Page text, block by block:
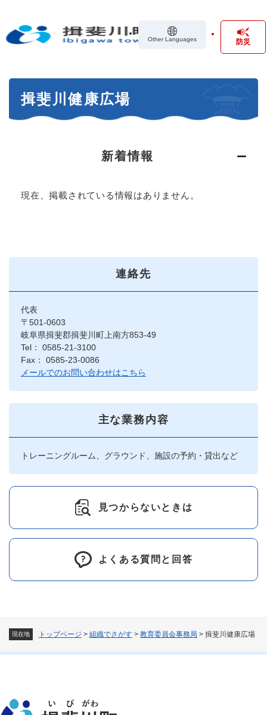
の
Other Languages 防災
現在地 トップページ > 組織でさがす > 教育委員会事務局 > 揖斐川健康広場
揖斐川健康広場
新着情報
現在、掲載されている情報はありません。
連絡先
代表
〒501-0603
岐阜県揖斐郡揖斐川町上南方853-49
Tel： 0585-21-3100
Fax： 0585-23-0086
メールでのお問い合わせはこちら
主な業務内容
トレーニングルーム、グラウンド、施設の予約・貸出など
見つからないときは
よくある質問と回答